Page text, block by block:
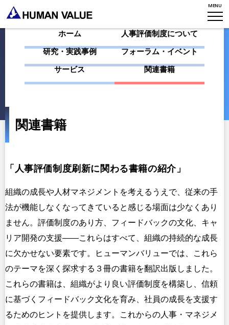
MENU
研究員紹介
会社からのお知らせ
採用について
WHAT WE DO
組織変革
エンゲージメント
リサーチ
イベント・セミナー
STORIES
Stories
リサーチ
出版
その他
ホーム 人事評価制度について
研究・実践事例 フォーラム・イベント
サービス 関連書籍
関連書籍
「人事評価制度刷新に関わる書籍の紹介」
組織の成長や人材マネジメントを考えるうえで、従来の手
法が機能しなくなってきていると感じる場面は少なくあり
ません。評価制度のあり方、フィードバックの文化、キャ
リア開発の支援――これらはすべて、組織の持続的な成長
に欠かせない要素です。ヒューマンバリューでは、これら
のテーマを深く探求する３冊の書籍を翻訳出版しました。
これらの書籍は、組織がより良い評価制度を構築し、信頼
に基づくフィードバック文化を育み、社員の成長を支援す
るためのヒントを提供します。これからの人事・マネジメ